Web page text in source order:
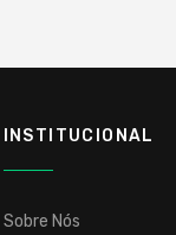
INSTITUCIONAL
Sobre Nós